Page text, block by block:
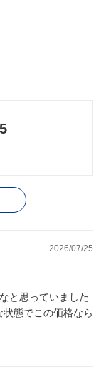
5
2026/07/25
と思っていました
態でこの価格なら